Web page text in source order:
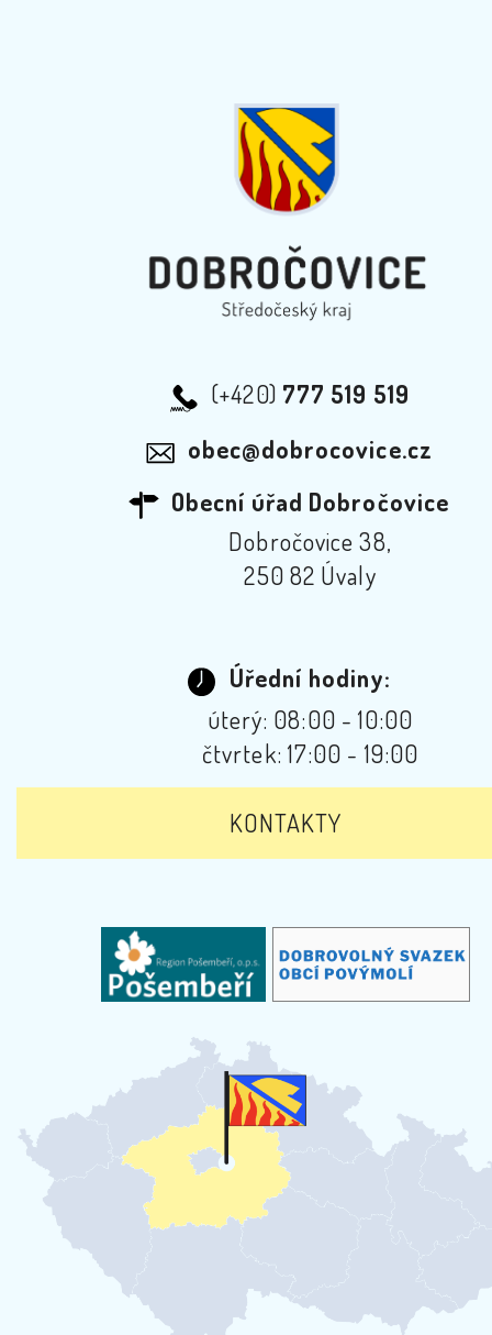
(+420) 777 519 519
obec@dobrocovice.cz
Obecní úřad Dobročovice
Dobročovice 38,
250 82 Úvaly
Úřední hodiny:
úterý: 08:00 - 10:00
čtvrtek: 17:00 - 19:00
KONTAKTY